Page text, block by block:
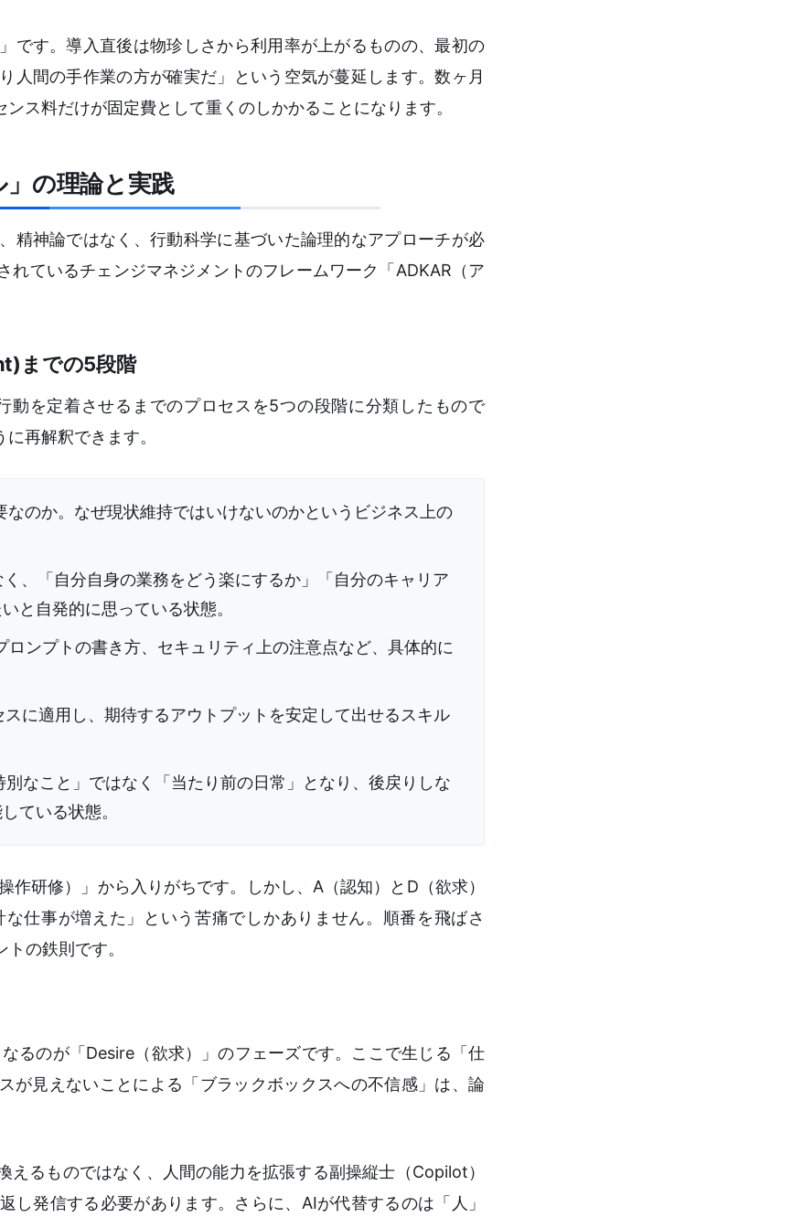
です。導入直後は物珍しさから利用率が上がるものの、最初の
人間の手作業の方が確実だ」という空気が蔓延します。数ヶ月
ス料だけが固定費として重くのしかかることになります。
の理論と実践
精神論ではなく、行動科学に基づいた論理的なアプローチが必
ているチェンジマネジメントのフレームワーク「ADKAR（ア
までの5段階
動を定着させるまでのプロセスを5つの段階に分類したもので
再解釈できます。
なのか。なぜ現状維持ではいけないのかというビジネス上の
く、「自分自身の業務をどう楽にするか」「自分のキャリア
と自発的に思っている状態。
ロンプトの書き方、セキュリティ上の注意点など、具体的に
スに適用し、期待するアウトプットを安定して出せるスキル
別なこと」ではなく「当たり前の日常」となり、後戻りしな
ている状態。
研修）」から入りがちです。しかし、A（認知）とD（欲求）
仕事が増えた」という苦痛でしかありません。順番を飛ばさ
の鉄則です。
るのが「Desire（欲求）」のフェーズです。ここで生じる「仕
が見えないことによる「ブラックボックスへの不信感」は、論
るものではなく、人間の能力を拡張する副操縦士（Copilot）
発信する必要があります。さらに、AIが代替するのは「人」